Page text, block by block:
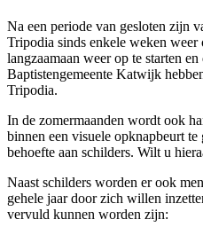
Na een periode van gesloten zijn
Tripodia sinds enkele weken
langzaamaan weer op te starten
Baptistengemeente Katwijk
Tripodia.
In de zomermaanden wordt ook
binnen een visuele opknapbeurt
behoefte aan schilders. Wilt u
Naast schilders worden er ook
gehele jaar door zich willen
vervuld kunnen worden zijn: